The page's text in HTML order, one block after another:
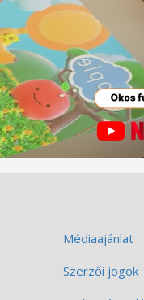
Médiaajánlat
Szerzői jogok